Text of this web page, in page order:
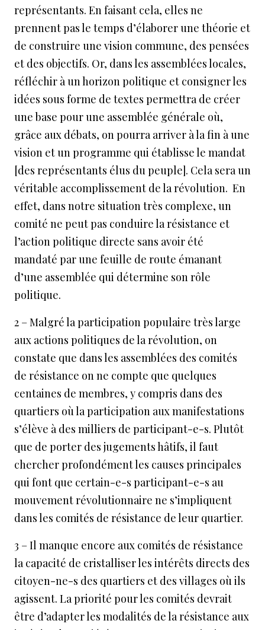
représentants. En faisant cela, elles ne
prennent pas le temps d’élaborer une théorie et
de construire une vision commune, des pensées
et des objectifs. Or, dans les assemblées locales,
réfléchir à un horizon politique et consigner les
idées sous forme de textes permettra de créer
une base pour une assemblée générale où,
grâce aux débats, on pourra arriver à la fin à une
vision et un programme qui établisse le mandat
[des représentants élus du peuple]. Cela sera un
véritable accomplissement de la révolution. En
effet, dans notre situation très complexe, un
comité ne peut pas conduire la résistance et
l’action politique directe sans avoir été
mandaté par une feuille de route émanant
d’une assemblée qui détermine son rôle
politique.
2 – Malgré la participation populaire très large
aux actions politiques de la révolution, on
constate que dans les assemblées des comités
de résistance on ne compte que quelques
centaines de membres, y compris dans des
quartiers où la participation aux manifestations
s’élève à des milliers de participant-e-s. Plutôt
que de porter des jugements hâtifs, il faut
chercher profondément les causes principales
qui font que certain-e-s participant-e-s au
mouvement révolutionnaire ne s’impliquent
dans les comités de résistance de leur quartier.
3 – Il manque encore aux comités de résistance
la capacité de cristalliser les intérêts directs des
citoyen-ne-s des quartiers et des villages où ils
agissent. La priorité pour les comités devrait
être d’adapter les modalités de la résistance aux